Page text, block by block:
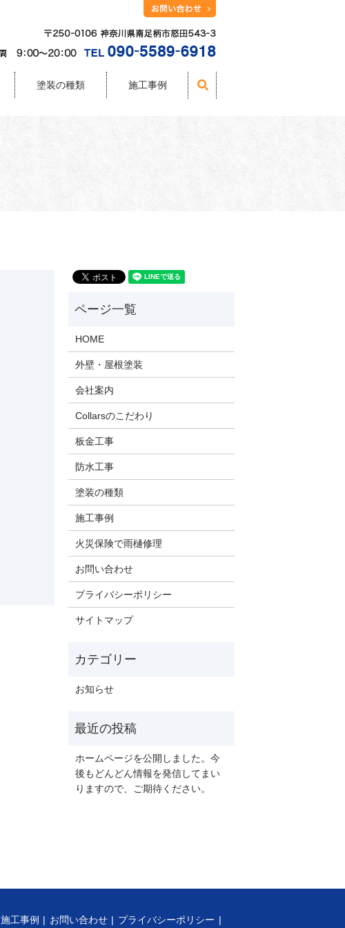
塗装の種類 施工事例
search
HOME
外壁・屋根塗装
会社案内
Collarsのこだわり
板金工事
防水工事
塗装の種類
施工事例
火災保険で雨樋修理
お問い合わせ
プライバシーポリシー
サイトマップ
お知らせ
ホームページを公開しました。今
後もどんどん情報を発信してまい
りますので、ご期待ください。
施工事例 お問い合わせ プライバシーポリシー